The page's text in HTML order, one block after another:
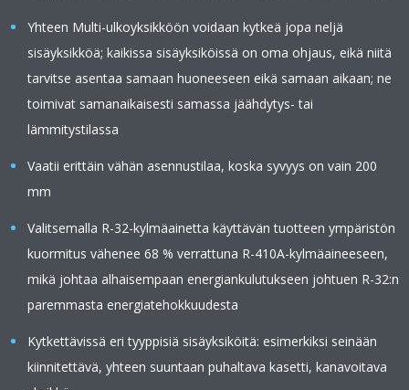
Yhteen Multi-ulkoyksikköön voidaan kytkeä jopa neljä
sisäyksikköä; kaikissa sisäyksiköissä on oma ohjaus, eikä niitä
tarvitse asentaa samaan huoneeseen eikä samaan aikaan; ne
toimivat samanaikaisesti samassa jäähdytys- tai
lämmitystilassa
Vaatii erittäin vähän asennustilaa, koska syvyys on vain 200
mm
Valitsemalla R-32-kylmäainetta käyttävän tuotteen ympäristön
kuormitus vähenee 68 % verrattuna R-410A-kylmäaineeseen,
mikä johtaa alhaisempaan energiankulutukseen johtuen R-32:n
paremmasta energiatehokkuudesta
Kytkettävissä eri tyyppisiä sisäyksiköitä: esimerkiksi seinään
kiinnitettävä, yhteen suuntaan puhaltava kasetti, kanavoitava